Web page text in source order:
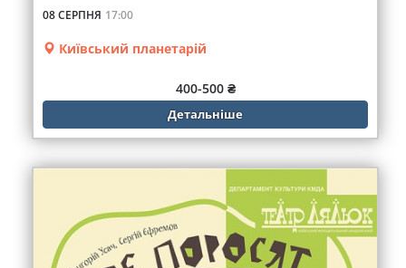
08 СЕРПНЯ 17:00
Київський планетарій
400-500 ₴
Детальніше